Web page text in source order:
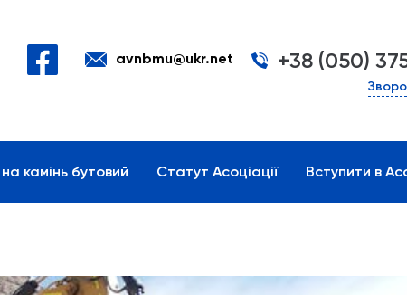
avnbmu@ukr.net +38 (050)
на камінь бутовий Статут Асоціації Вступити в